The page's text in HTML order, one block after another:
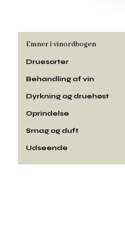
Emner i vinordbogen
Druesorter
Behandling af vin
Dyrkning og druehøst
Oprindelse
Smag og duft
Udseende